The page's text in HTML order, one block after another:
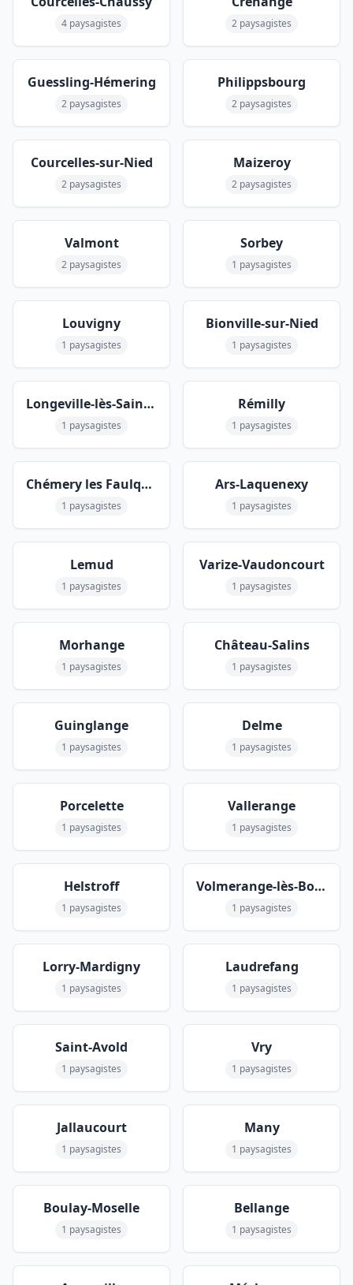
4 paysagistes 2 paysagistes
Guessling-Hémering
2 paysagistes
Philippsbourg
2 paysagistes
Courcelles-sur-Nied
2 paysagistes
Maizeroy
2 paysagistes
Valmont
2 paysagistes
Sorbey
1 paysagistes
Louvigny
1 paysagistes
Bionville-sur-Nied
1 paysagistes
Longeville-lès-Saint-Avold
1 paysagistes
Rémilly
1 paysagistes
Chémery les Faulquemont
1 paysagistes
Ars-Laquenexy
1 paysagistes
Lemud
1 paysagistes
Varize-Vaudoncourt
1 paysagistes
Morhange
1 paysagistes
Château-Salins
1 paysagistes
Guinglange
1 paysagistes
Delme
1 paysagistes
Porcelette
1 paysagistes
Vallerange
1 paysagistes
Helstroff
1 paysagistes
Volmerange-lès-Boulay
1 paysagistes
Lorry-Mardigny
1 paysagistes
Laudrefang
1 paysagistes
Saint-Avold
1 paysagistes
Vry
1 paysagistes
Jallaucourt
1 paysagistes
Many
1 paysagistes
Boulay-Moselle
1 paysagistes
Bellange
1 paysagistes